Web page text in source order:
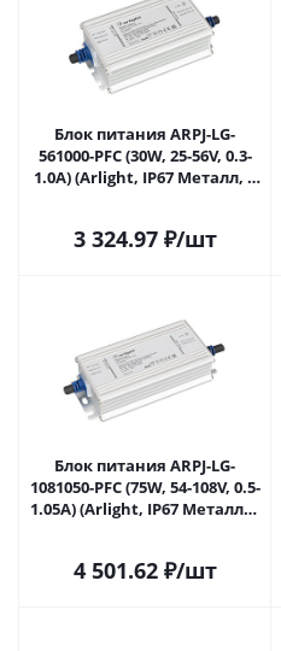
Блок питания ARPJ-LG-
561000-PFC (30W, 25-56V, 0.3-
1.0A) (Arlight, IP67 Металл, 5
3 324.97₽/шт
Блок питания ARPJ-LG-
1081050-PFC (75W, 54-108V, 0.5-
1.05A) (Arlight, IP67 Металл, 5
4 501.62₽/шт